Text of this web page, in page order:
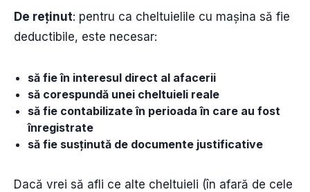
De reținut: pentru ca cheltuielile cu mașina să fie
deductibile, este necesar:
să fie în interesul direct al afacerii
să corespundă unei cheltuieli reale
să fie contabilizate în perioada în care au fost
înregistrate
să fie susținută de documente justificative
Dacă vrei să afli ce alte cheltuieli (în afară de cele